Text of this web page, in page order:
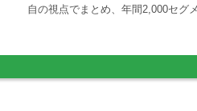
自の視点でまとめ、年間2,000セグ